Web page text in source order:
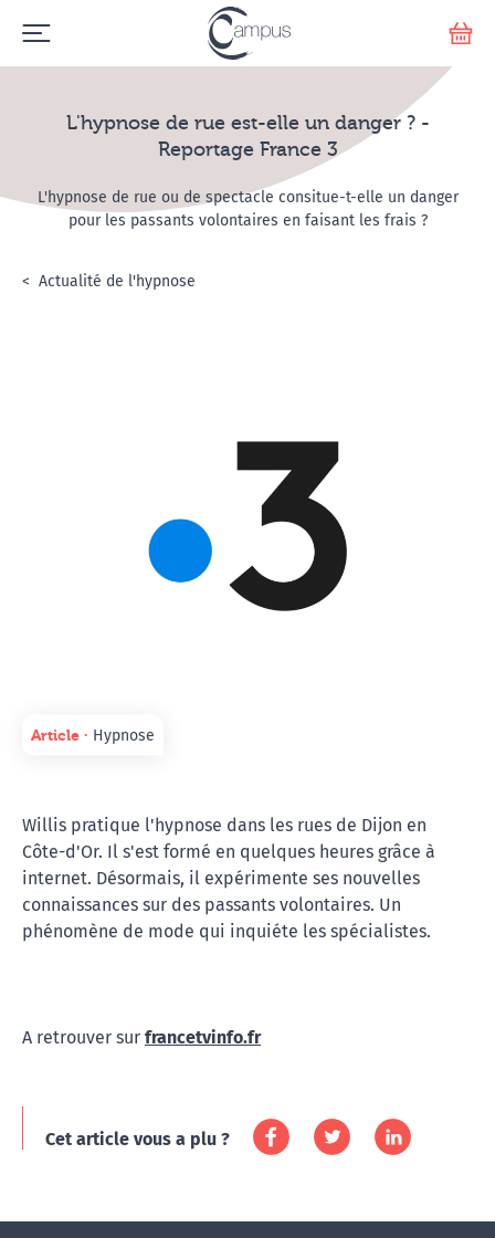
L'hypnose de rue est-elle un danger ? -
Reportage France 3
L'hypnose de rue ou de spectacle consitue-t-elle un danger
pour les passants volontaires en faisant les frais ?
Accueil
L'hypnose
Actualité de l'hypnose
Article ∙ Hypnose
Willis pratique l'hypnose dans les rues de Dijon en
Côte-d'Or. Il s'est formé en quelques heures grâce à
internet. Désormais, il expérimente ses nouvelles
connaissances sur des passants volontaires. Un
phénomène de mode qui inquiéte les spécialistes.
A retrouver sur francetvinfo.fr
Cet article vous a plu ?